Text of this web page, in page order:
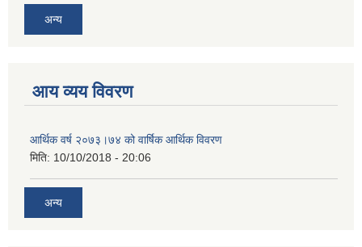
अन्य
आय व्यय विवरण
आर्थिक वर्ष २०७३।७४ को वार्षिक आर्थिक विवरण
मिति: 10/10/2018 - 20:06
अन्य